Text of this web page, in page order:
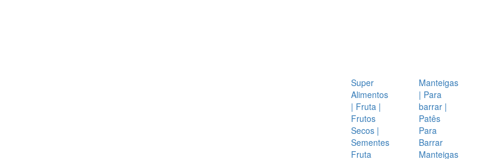
Super
Alimentos
| Fruta |
Frutos
Secos |
Sementes
Fruta
Manteigas
| Para
barrar |
Patês
Para
Barrar
Manteigas